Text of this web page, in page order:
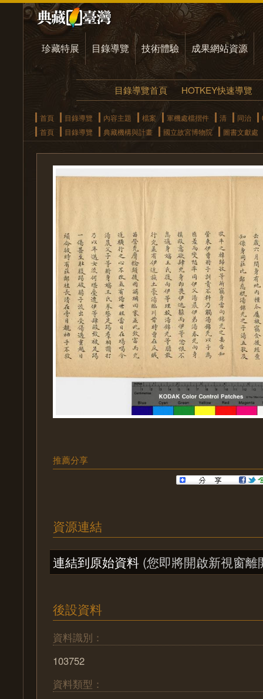
珍藏特展 目錄導覽 技術體驗 成果網站資源
目錄導覽首頁 HOTKEY快速導覽
首頁 目錄導覽 內容主題 檔案 軍機處檔摺件 清 同治
首頁
目錄導覽 典藏機構與計畫 國立故宮博物院 圖書文獻處
推薦分享
資源連結
連結到原始資料 (您即將開啟新視窗離
後設資料
資料識別：
103752
資料類型：